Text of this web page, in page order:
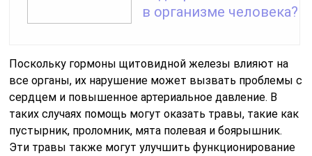
в организме человека?
Поскольку гормоны щитовидной железы влияют на
все органы, их нарушение может вызвать проблемы с
сердцем и повышенное артериальное давление. В
таких случаях помощь могут оказать травы, такие как
пустырник, проломник, мята полевая и боярышник.
Эти травы также могут улучшить функционирование